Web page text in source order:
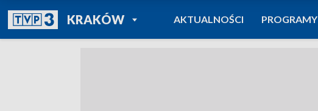
KRAKÓWPOWRÓT DO
TVP REGIONY
AKTUALNOŚCI PROGRAMY